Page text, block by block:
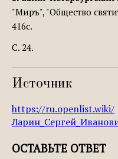
"Миръ", "Общество
416с.
С. 24.
Источник
https://ru.openlist.wiki/
ОСТАВЬТЕ ОТВЕТ